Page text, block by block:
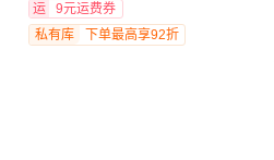
运
9元运费券
私有库
下单最高享92折